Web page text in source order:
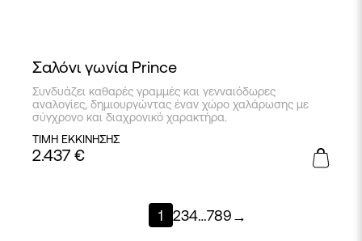
Σαλόνι γωνία Prince
Συνδυάζει καθαρές γραμμές και γενναιόδωρες
αναλογίες, δημιουργώντας έναν χώρο χαλάρωσης με
σύγχρονο και διαχρονικό χαρακτήρα.
ΤΙΜΗ ΕΚΚΙΝΗΣΗΣ
2.437 €
1 234…789 →